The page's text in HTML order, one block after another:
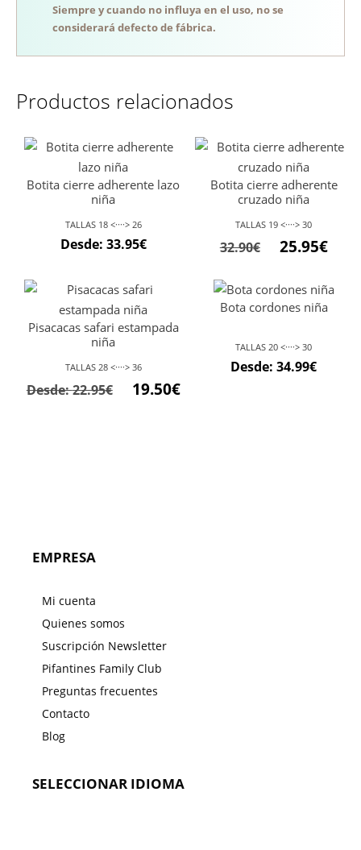
Siempre y cuando no influya en el uso, no se
considerará defecto de fábrica.
Productos relacionados
Botita cierre adherente lazo
niña
TALLAS 18 <····> 26
Desde: 33.95€
Botita cierre adherente
cruzado niña
TALLAS 19 <····> 30
32.90€ 25.95€
Pisacacas safari estampada
niña
TALLAS 28 <····> 36
Desde:22.95€ 19.50€
Bota cordones niña
TALLAS 20 <····> 30
Desde:34.99€
EMPRESA
Mi cuenta
Quienes somos
Suscripción Newsletter
Pifantines Family Club
Preguntas frecuentes
Contacto
Blog
SELECCIONAR IDIOMA